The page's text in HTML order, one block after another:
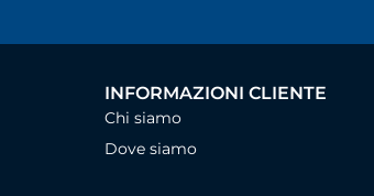
INFORMAZIONI CLIENTE
Chi siamo
Dove siamo